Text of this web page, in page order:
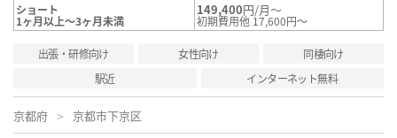
ショート
1ヶ月以上～3ヶ月未満
149,400円/月～
初期費用他 17,600円～
出張・研修向け 女性向け
同棲向け
駅近
インターネット無料
京都府 京都市下京区